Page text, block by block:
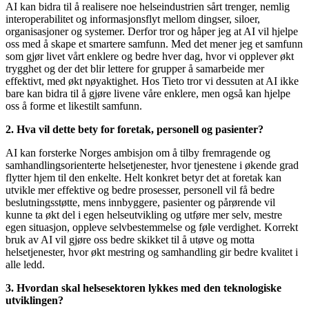
AI kan bidra til å realisere noe helseindustrien sårt trenger, nemlig
interoperabilitet og informasjonsflyt mellom dingser, siloer,
organisasjoner og systemer. Derfor tror og håper jeg at AI vil hjelpe
oss med å skape et smartere samfunn. Med det mener jeg et samfunn
som gjør livet vårt enklere og bedre hver dag, hvor vi opplever økt
trygghet og der det blir lettere for grupper å samarbeide mer
effektivt, med økt nøyaktighet. Hos Tieto tror vi dessuten at AI ikke
bare kan bidra til å gjøre livene våre enklere, men også kan hjelpe
oss å forme et likestilt samfunn.
2. Hva vil dette bety for foretak, personell og pasienter?
AI kan forsterke Norges ambisjon om å tilby fremragende og
samhandlingsorienterte helsetjenester, hvor tjenestene i økende grad
flytter hjem til den enkelte. Helt konkret betyr det at foretak kan
utvikle mer effektive og bedre prosesser, personell vil få bedre
beslutningsstøtte, mens innbyggere, pasienter og pårørende vil
kunne ta økt del i egen helseutvikling og utføre mer selv, mestre
egen situasjon, oppleve selvbestemmelse og føle verdighet. Korrekt
bruk av AI vil gjøre oss bedre skikket til å utøve og motta
helsetjenester, hvor økt mestring og samhandling gir bedre kvalitet i
alle ledd.
3. Hvordan skal helsesektoren lykkes med den teknologiske
utviklingen?